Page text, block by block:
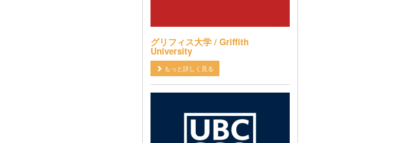
グリフィス大学 / Griffith
University
もっと詳しく見る